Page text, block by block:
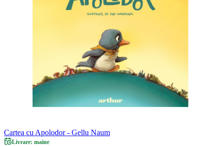
Cartea cu Apolodor - Gellu Naum
Livrare: maine